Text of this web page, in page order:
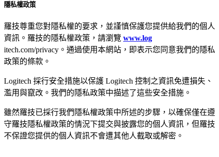
隱私權政策
羅技尊重您對隱私權的要求，並謹慎保護您提供給我們的個人
資訊。羅技的隱私權政策，請瀏覽 www.log
itech.com/privacy。通過使用本網站，即表示您同意我們的隱私
政策的條款。
Logitech 採行安全措施以保護 Logitech 控制之資訊免遭損失、
濫用與竄改。我們的隱私政策中描述了這些安全措施。
雖然羅技已採行我們隱私權政策中所述的步驟，以確保僅在遵
守羅技隱私權政策的情況下提交與披露您的個人資訊，但羅技
不保證您提供的個人資訊不會遭其他人截取或解密。